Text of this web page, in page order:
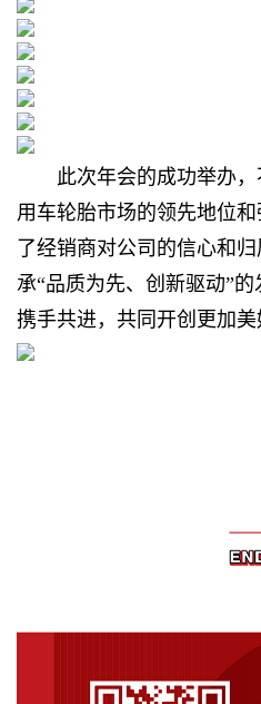
此次年会的成功举办
用车轮胎市场的领先地位
了经销商对公司的信心和
承“品质为先、创新驱动”
携手共进，共同开创更加美